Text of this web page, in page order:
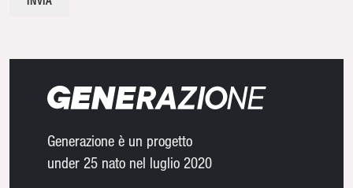
Generazione è un progetto
under 25 nato nel luglio 2020